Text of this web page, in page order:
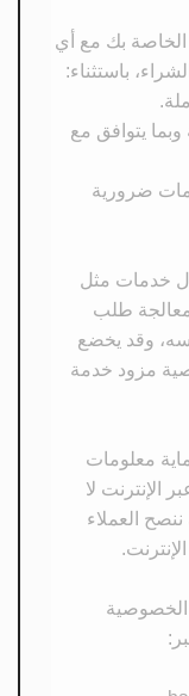
الخاصة بك مع أي
باستثناء:
وبما يتوافق مع
ضرورية
خدمات مثل
معالجة طلب
وقد يخضع
مزود خدمة
معلومات
الإنترنت لا
100%، ولذلك ننصح العملاء
الخصوصية